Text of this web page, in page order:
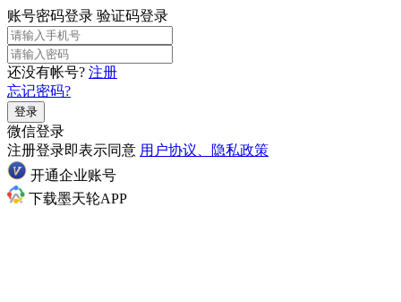
账号密码登录 验证码登录
还没有帐号? 注册
忘记密码?
登录
微信登录
注册登录即表示同意 用户协议、隐私政策
开通企业账号
下载墨天轮APP